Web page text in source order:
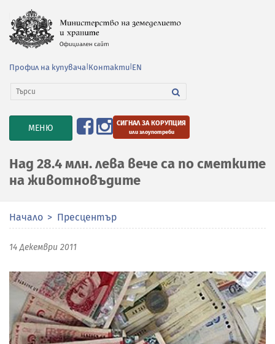
Профил на купувача Контакти EN
TOGGLE
NAVIGATION
МЕНЮ СИГНАЛ ЗА КОРУПЦИЯ
или злоупотреби
Над 28.4 млн. лева вече са по сметките
на животновъдите
Начало Пресцентър
14 Декември 2011